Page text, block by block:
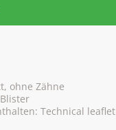
ohne Zähne
Technical leaflet